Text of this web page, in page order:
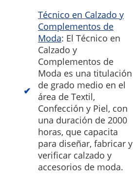
Técnico en Calzado y
Complementos de
Moda: El Técnico en
Calzado y
Complementos de
Moda es una titulación
de grado medio en el
área de Textil,
Confección y Piel, con
una duración de 2000
horas, que capacita
para diseñar, fabricar y
verificar calzado y
accesorios de moda.